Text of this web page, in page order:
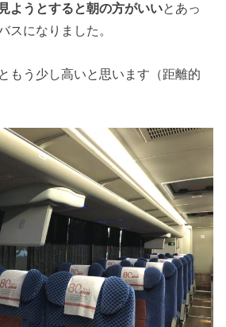
ようとすると朝の方がいいとあっ
スになりました。
もう少し高いと思います（距離的